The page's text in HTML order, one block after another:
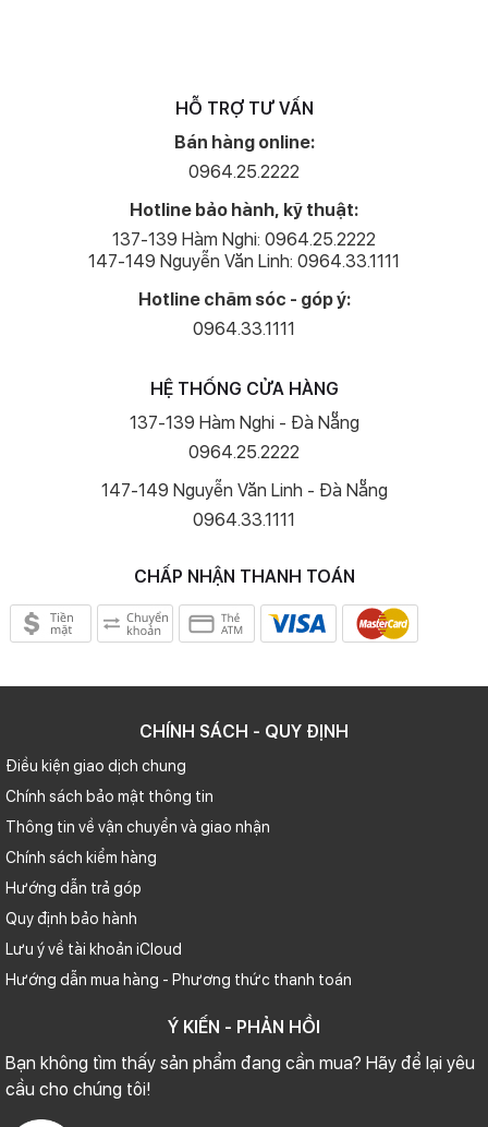
HỖ TRỢ TƯ VẤN
Bán hàng online:
0964.25.2222
Hotline bảo hành, kỹ thuật:
137-139 Hàm Nghi: 0964.25.2222
147-149 Nguyễn Văn Linh: 0964.33.1111
Hotline chăm sóc - góp ý:
0964.33.1111
HỆ THỐNG CỬA HÀNG
137-139 Hàm Nghi - Đà Nẵng
0964.25.2222
147-149 Nguyễn Văn Linh - Đà Nẵng
0964.33.1111
CHẤP NHẬN THANH TOÁN
CHÍNH SÁCH - QUY ĐỊNH
Điều kiện giao dịch chung
Chính sách bảo mật thông tin
Thông tin về vận chuyển và giao nhận
Chính sách kiểm hàng
Hướng dẫn trả góp
Quy định bảo hành
Lưu ý về tài khoản iCloud
Hướng dẫn mua hàng - Phương thức thanh toán
Ý KIẾN - PHẢN HỒI
Bạn không tìm thấy sản phẩm đang cần mua? Hãy để lại yêu
cầu cho chúng tôi!